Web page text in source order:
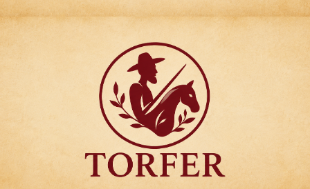
Articulos para
Regalo Torfer.